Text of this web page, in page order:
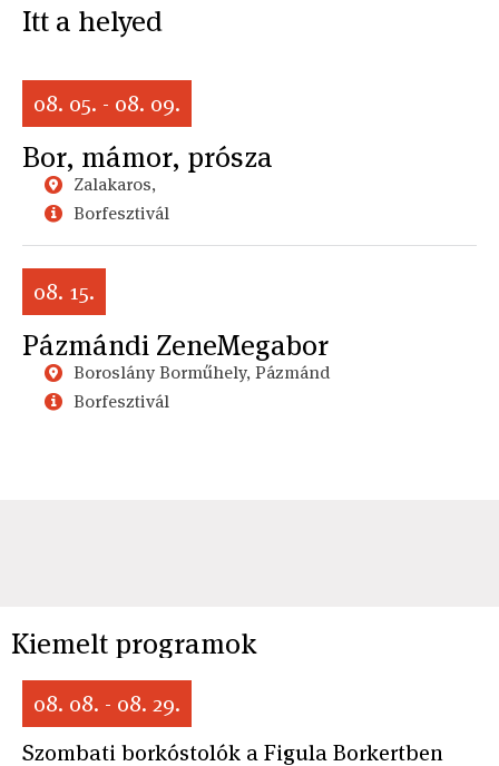
Itt a helyed
08. 05. - 08. 09.
Bor, mámor, prósza
Zalakaros,
Borfesztivál
08. 15.
Pázmándi ZeneMegabor
Boroslány Borműhely, Pázmánd
Borfesztivál
Kiemelt programok
08. 08. - 08. 29.
Szombati borkóstolók a Figula Borkertben